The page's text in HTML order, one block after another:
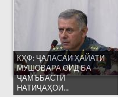
КҲФ: ҶАЛАСАИ ҲАЙАТИ
МУШОВАРА ОИД БА
ҶАМЪБАСТИ
НАТИҶАҲОИ...